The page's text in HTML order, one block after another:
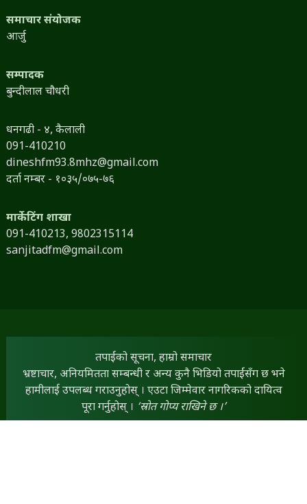
समाचार संयोजक
आर्जु
सम्पादक
बुन्दीलाल चौधरी
धनगढी - ४, कैलाली
091-410210
dineshfm93.8mhz@gmail.com
दर्ता नम्बर - १०३५/०७५-७६
मार्केटिंग शाखा
091-410213, 9802315114
sanjitadfm@gmail.com
तपाईंको सूचना, हाम्रो समाचार
भ्रष्टाचार, अनियमितता सम्बन्धी र अन्य कुनै भिडियो तपाईंसँग छ भने
हामीलाई उपलब्ध गराउनुहोस् । एउटा जिम्मेवार नागरिकको दायित्व
पूरा गर्नुहोस् । ‘स्रोत गोप्य राखिने छ ।’